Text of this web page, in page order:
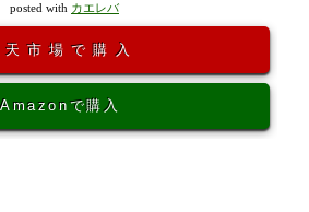
posted with カエレバ
天市場で購入
Amazonで購入